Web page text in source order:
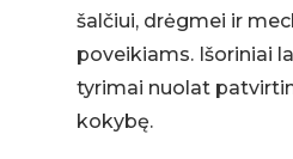
šalčiui, drėgmei ir
poveikiams. Išoriniai
tyrimai nuolat
kokybę.